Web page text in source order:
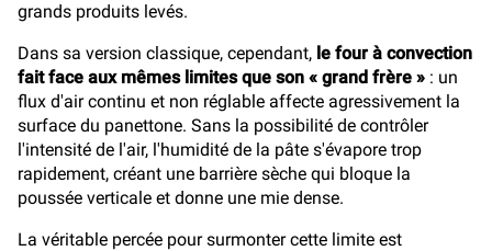
grands produits levés.
Dans sa version classique, cependant, le four à convection
fait face aux mêmes limites que son « grand frère » : un
flux d'air continu et non réglable affecte agressivement la
surface du panettone. Sans la possibilité de contrôler
l'intensité de l'air, l'humidité de la pâte s'évapore trop
rapidement, créant une barrière sèche qui bloque la
poussée verticale et donne une mie dense.
La véritable percée pour surmonter cette limite est